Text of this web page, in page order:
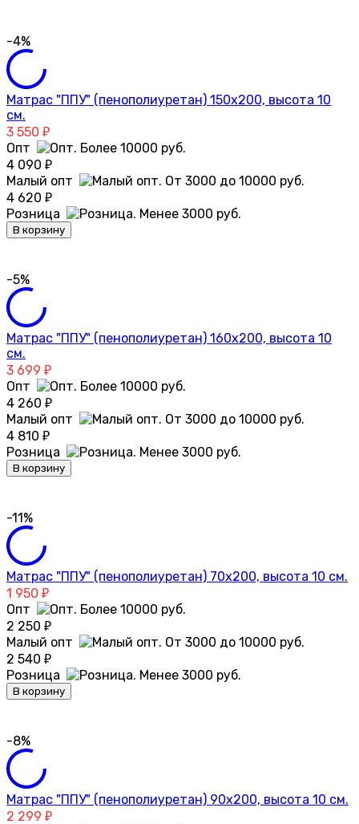
-4%
Матрас "ППУ" (пенополиуретан) 150х200, высота 10
см.
3 550 ₽
Опт
4 090 ₽
Малый опт
4 620 ₽
Розница
В корзину
-5%
Матрас "ППУ" (пенополиуретан) 160х200, высота 10
см.
3 699 ₽
Опт
4 260 ₽
Малый опт
4 810 ₽
Розница
В корзину
-11%
Матрас "ППУ" (пенополиуретан) 70х200, высота 10 см.
1 950 ₽
Опт
2 250 ₽
Малый опт
2 540 ₽
Розница
В корзину
-8%
Матрас "ППУ" (пенополиуретан) 90х200, высота 10 см.
2 299 ₽